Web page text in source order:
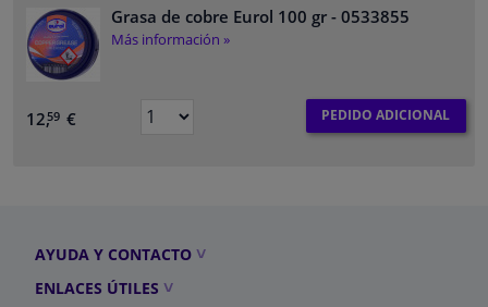
Grasa de cobre Eurol 100 gr - 0533855
Más información »
12,59 € PEDIDO ADICIONAL
AYUDA Y CONTACTO
ENLACES ÚTILES